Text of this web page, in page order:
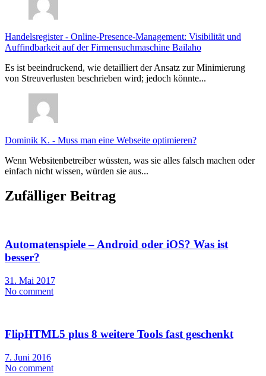
Handelsregister- Online-Presence-Management: Visibilität und
Auffindbarkeit auf der Firmensuchmaschine Bailaho
Es ist beeindruckend, wie detailliert der Ansatz zur Minimierung
von Streuverlusten beschrieben wird; jedoch könnte...
Dominik K. - Muss man eine Webseite optimieren?
Wenn Websitenbetreiber wüssten, was sie alles falsch machen oder
einfach nicht wissen, würden sie aus...
Zufälliger Beitrag
Automatenspiele – Android oder iOS? Was ist
besser?
31. Mai 2017
No comment
FlipHTML5 plus 8 weitere Tools fast geschenkt
7. Juni 2016
No comment